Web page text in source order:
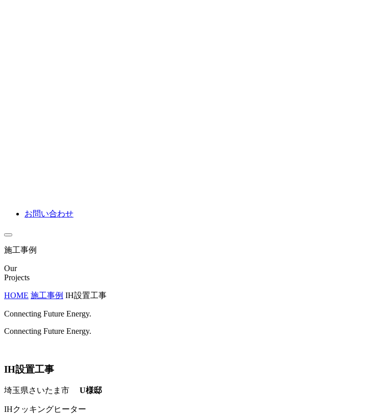
お問い合わせ
施工事例
Our
Projects
HOME 施工事例 IH設置工事
Connecting Future Energy.
Connecting Future Energy.
IH設置工事
埼玉県さいたま市 U様邸
IHクッキングヒーター